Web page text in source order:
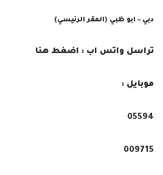
دبي – ابو ظبي (المقر الرئيسي)
تراسل واتس اب : اضغط هنا
موبايل :
05594⁩
009715⁩